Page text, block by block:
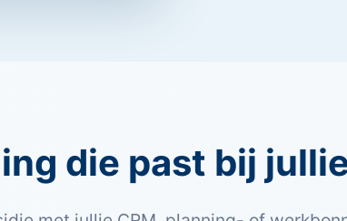
die past bij